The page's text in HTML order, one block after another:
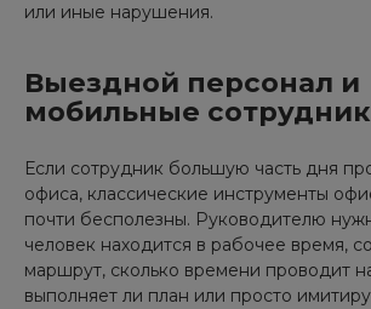
или иные нарушения.
Выездной персонал и
мобильные
Если сотрудник большую часть дня
офиса, классические инструменты
почти бесполезны. Руководителю
человек находится в рабочее время,
маршрут, сколько времени проводит
выполняет ли план или просто